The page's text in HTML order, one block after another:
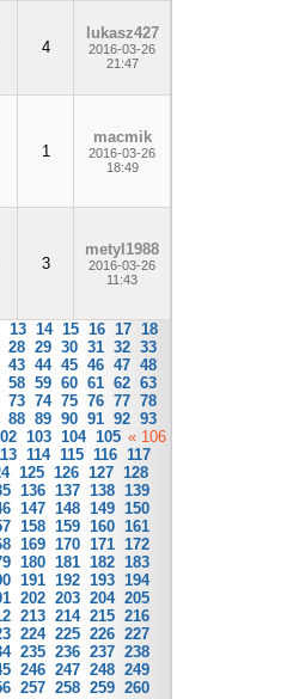
4
lukasz427
2016-03-26
21:47
1
macmik
2016-03-26
18:49
3
metyl1988
2016-03-26
11:43
13 14 15 16 17 18
28 29 30 31 32 33
43 44 45 46 47 48
58 59 60 61 62 63
73 74 75 76 77 78
88 89 90 91 92 93
103 104 105 « 106
114 115 116 117
125 126 127 128
136 137 138 139
147 148 149 150
158 159 160 161
169 170 171 172
180 181 182 183
191 192 193 194
202 203 204 205
213 214 215 216
224 225 226 227
235 236 237 238
246 247 248 249
257 258 259 260